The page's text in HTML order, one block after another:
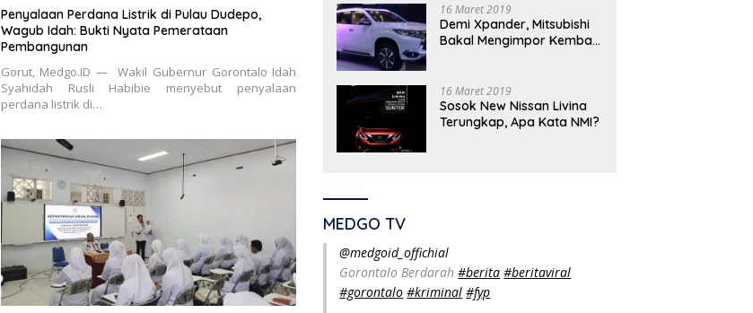
Penyalaan Perdana Listrik di Pulau Dudepo,
Wagub Idah: Bukti Nyata Pemerataan
Pembangunan
Gorut, Medgo.ID — Wakil Gubernur Gorontalo Idah
Syahidah Rusli Habibie menyebut penyalaan
perdana listrik di…
16 Maret 2019
Demi Xpander, Mitsubishi
Bakal Mengimpor Kembali
16 Maret 2019
Sosok New Nissan Livina
Terungkap, Apa Kata NMI?
MEDGO TV
@medgoid_offichial
Gorontalo Berdarah#berita #beritaviral
#gorontalo #kriminal #fyp